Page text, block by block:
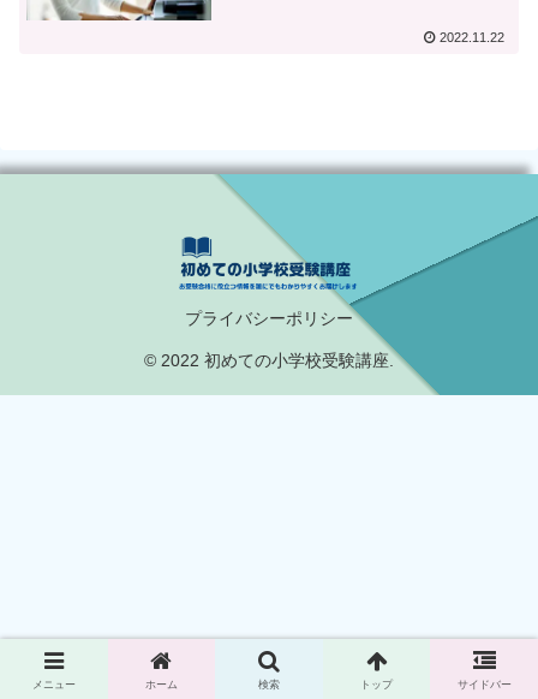
2022.11.22
プライバシーポリシー
© 2022 初めての小学校受験講座.
メニュー ホーム 検索 トップ サイドバー